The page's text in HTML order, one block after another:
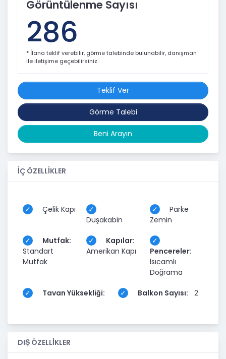
Görüntülenme Sayısı
286
* İlana teklif verebilir, görme talebinde bulunabilir, danışman
ile iletişime geçebilirsiniz.
Teklif Ver
Görme Talebi
Beni Arayın
İÇ ÖZELLİKLER
Çelik Kapı
Duşakabin
Parke
Zemin
Mutfak:
Standart
Mutfak
Kapılar:
Amerikan Kapı
Pencereler:
Isıcamlı
Doğrama
Tavan Yüksekliği: Balkon Sayısı: 2
DIŞ ÖZELLİKLER